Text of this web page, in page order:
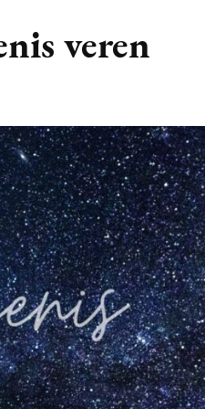
(BULLET) JOURNALLING
DUURZAAMHEID
WILDPLUKKEN
veren